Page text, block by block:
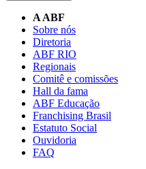
A ABF
Sobre nós
Diretoria
ABF RIO
Regionais
Comitê e comissões
Hall da fama
ABF Educação
Franchising Brasil
Estatuto Social
Ouvidoria
FAQ